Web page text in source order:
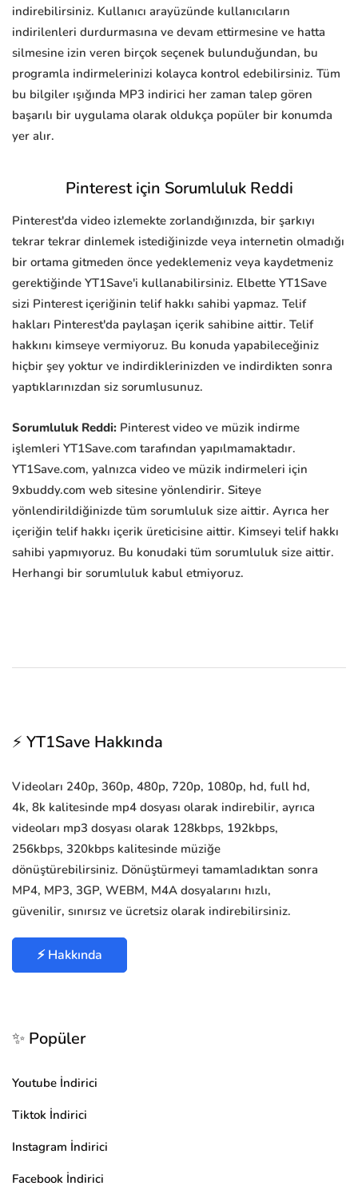
indirebilirsiniz. Kullanıcı arayüzünde kullanıcıların
indirilenleri durdurmasına ve devam ettirmesine ve hatta
silmesine izin veren birçok seçenek bulunduğundan, bu
programla indirmelerinizi kolayca kontrol edebilirsiniz. Tüm
bu bilgiler ışığında MP3 indirici her zaman talep gören
başarılı bir uygulama olarak oldukça popüler bir konumda
yer alır.
Pinterest için Sorumluluk Reddi
Pinterest'da video izlemekte zorlandığınızda, bir şarkıyı
tekrar tekrar dinlemek istediğinizde veya internetin olmadığı
bir ortama gitmeden önce yedeklemeniz veya kaydetmeniz
gerektiğinde YT1Save'i kullanabilirsiniz. Elbette YT1Save
sizi Pinterest içeriğinin telif hakkı sahibi yapmaz. Telif
hakları Pinterest'da paylaşan içerik sahibine aittir. Telif
hakkını kimseye vermiyoruz. Bu konuda yapabileceğiniz
hiçbir şey yoktur ve indirdiklerinizden ve indirdikten sonra
yaptıklarınızdan siz sorumlusunuz.
Sorumluluk Reddi: Pinterest video ve müzik indirme
işlemleri YT1Save.com tarafından yapılmamaktadır.
YT1Save.com, yalnızca video ve müzik indirmeleri için
9xbuddy.com web sitesine yönlendirir. Siteye
yönlendirildiğinizde tüm sorumluluk size aittir. Ayrıca her
içeriğin telif hakkı içerik üreticisine aittir. Kimseyi telif hakkı
sahibi yapmıyoruz. Bu konudaki tüm sorumluluk size aittir.
Herhangi bir sorumluluk kabul etmiyoruz.
⚡ YT1Save Hakkında
Videoları 240p, 360p, 480p, 720p, 1080p, hd, full hd,
4k, 8k kalitesinde mp4 dosyası olarak indirebilir, ayrıca
videoları mp3 dosyası olarak 128kbps, 192kbps,
256kbps, 320kbps kalitesinde müziğe
dönüştürebilirsiniz. Dönüştürmeyi tamamladıktan sonra
MP4, MP3, 3GP, WEBM, M4A dosyalarını hızlı,
güvenilir, sınırsız ve ücretsiz olarak indirebilirsiniz.
⚡ Hakkında
✨ Popüler
Youtube İndirici
Tiktok İndirici
Instagram İndirici
Facebook İndirici